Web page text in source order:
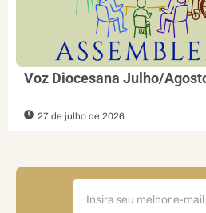
Voz Diocesana Julho/
27 de julho de 2026
POR